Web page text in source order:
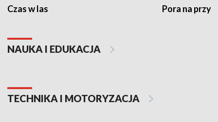
Czas w las Pora na
NAUKA I EDUKACJA
TECHNIKA I MOTORYZACJA